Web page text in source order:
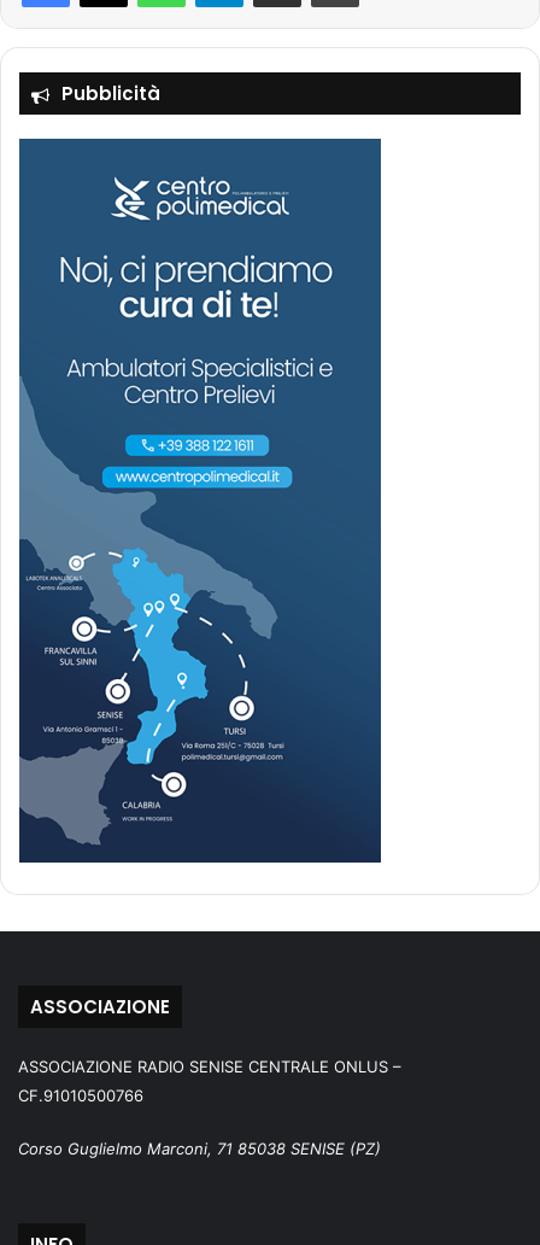
Pubblicità
ASSOCIAZIONE
ASSOCIAZIONE RADIO SENISE CENTRALE ONLUS –
CF.91010500766
Corso Guglielmo Marconi, 71 85038 SENISE (PZ)